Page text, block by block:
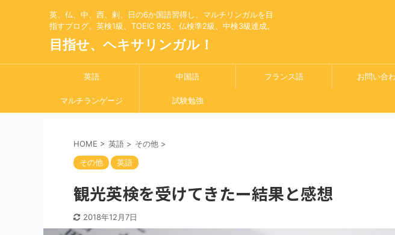
英、仏、中、西、剌、日の6か国語習得し、マルチリンガルを目
指すブログ。英検1級、TOEIC 925、仏検準2級、中検3級達成。
目指せ、ヘキサリンガル！
英語 中国語 フランス語 お問い合
マルチランゲージ 試験勉強
HOME > 英語 > その他 >
その他
英語
観光英検を受けてきたー結果と感想
2018年12月7日